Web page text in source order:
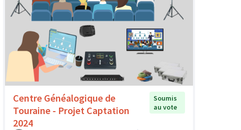
Centre Généalogique de
Touraine - Projet Captation
2024
Soumis
au vote